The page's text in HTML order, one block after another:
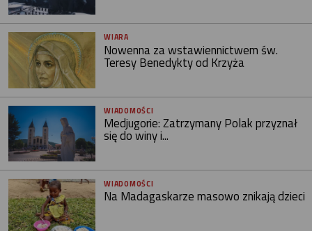
WIARA
Nowenna za wstawiennictwem św.
Teresy Benedykty od Krzyża
WIADOMOŚCI
Medjugorie: Zatrzymany Polak przyznał
się do winy i...
WIADOMOŚCI
Na Madagaskarze masowo znikają dzieci